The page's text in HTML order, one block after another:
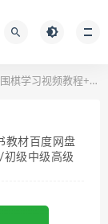
资源合集，包含围棋基础入门精通/实战攻防/初级中级高级教学……等
教材百度网盘
级中级高级